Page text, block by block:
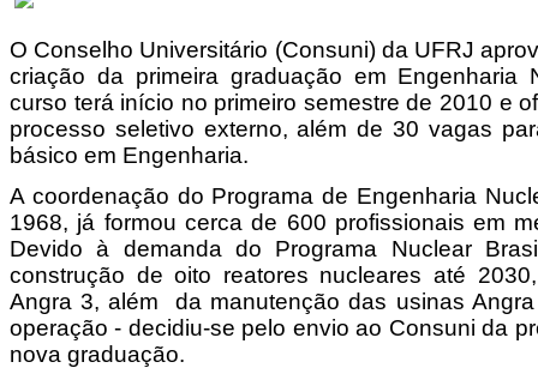
O Conselho Universitário (Consuni) da UFRJ
criação da primeira graduação em Engenharia
curso terá início no primeiro semestre de 2010 e
processo seletivo externo, além de 30 vagas
básico em Engenharia.
A coordenação do Programa de Engenharia
1968, já formou cerca de 600 profissionais em
Devido à demanda do Programa Nuclear
construção de oito reatores nucleares até
Angra 3, além da manutenção das usinas
operação - decidiu-se pelo envio ao Consuni da
nova graduação.